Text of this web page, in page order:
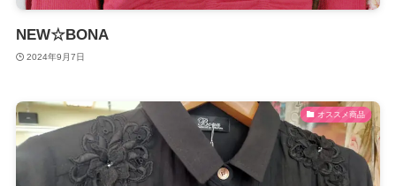
NEW☆BONA
2024年9月7日
オススメ商品